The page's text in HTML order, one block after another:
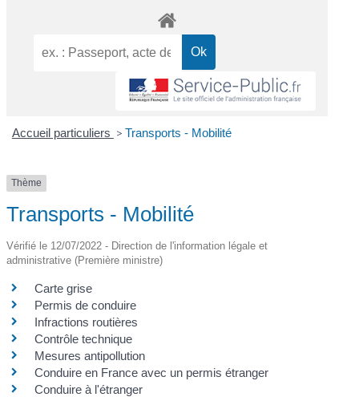
Accueil particuliers > Transports - Mobilité
Thème
Transports - Mobilité
Vérifié le 12/07/2022 - Direction de l'information légale et
administrative (Première ministre)
Carte grise
Permis de conduire
Infractions routières
Contrôle technique
Mesures antipollution
Conduire en France avec un permis étranger
Conduire à l'étranger